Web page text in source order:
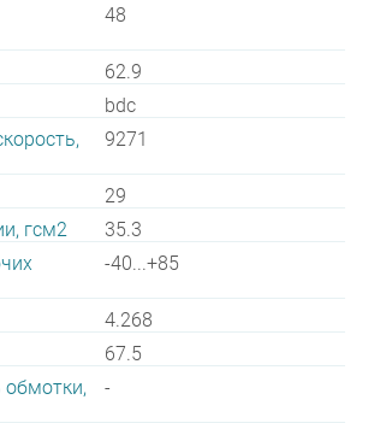
48
62.9
bdc
9271
29
гсм2
35.3
-40...+85
4.268
67.5
обмотки,
-